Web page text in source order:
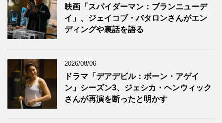
映画「スパイダーマン：ブランニューデ
イ」、ジェイコブ・バタロンさんがエン
ディングや裏話を語る
2026/08/06
ドラマ「デアデビル：ボーン・アゲイ
ン」シーズン3、ジェシカ・ヘンウィック
さんが再演を断ったと明かす